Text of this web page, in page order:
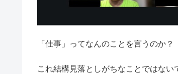
「仕事」ってなんのことを言うのか？
これ結構見落としがちなことではない